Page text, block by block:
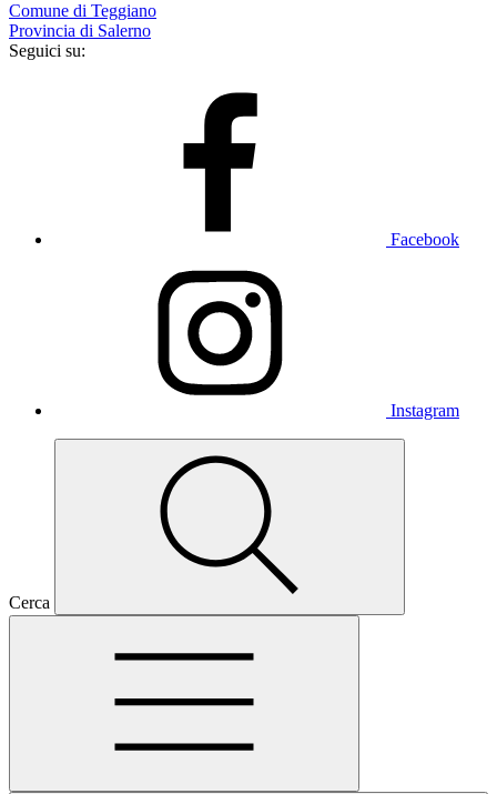
Comune di Teggiano
Provincia di Salerno
Seguici su:
Facebook
Instagram
Cerca